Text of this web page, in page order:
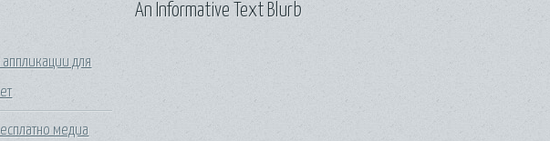
для
медиа
An Informative Text Blurb